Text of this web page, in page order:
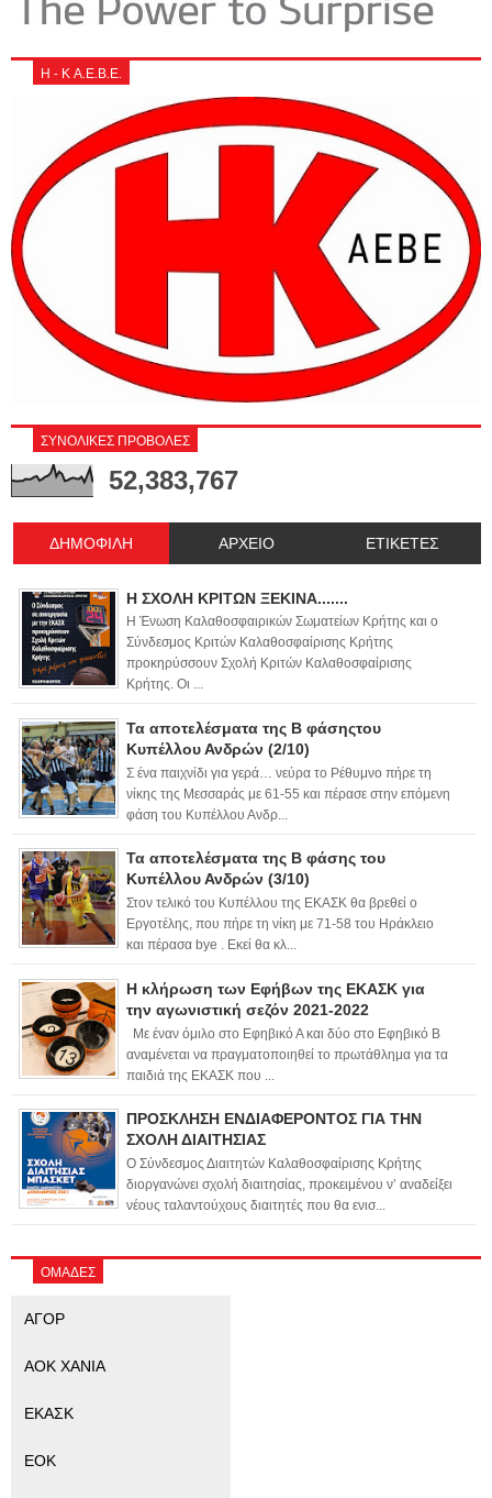
Η - Κ Α.Ε.Β.Ε.
ΣΥΝΟΛΙΚΕΣ ΠΡΟΒΟΛΕΣ
52,383,767
ΔΗΜΟΦΙΛΗ ΑΡΧΕΙΟ ΕΤΙΚΕΤΕΣ
Η ΣΧΟΛΗ ΚΡΙΤΩΝ ΞΕΚΙΝΑ.......
Η Ένωση Καλαθοσφαιρικών Σωματείων Κρήτης και ο
Σύνδεσμος Κριτών Καλαθοσφαίρισης Κρήτης
προκηρύσσουν Σχολή Κριτών Καλαθοσφαίρισης
Κρήτης. Οι ...
Τα αποτελέσματα της Β φάσηςτου
Κυπέλλου Ανδρών (2/10)
Σ ένα παιχνίδι για γερά… νεύρα το Ρέθυμνο πήρε τη
νίκης της Μεσσαράς με 61-55 και πέρασε στην επόμενη
φάση του Κυπέλλου Ανδρ...
Τα αποτελέσματα της Β φάσης του
Κυπέλλου Ανδρών (3/10)
Στον τελικό του Κυπέλλου της ΕΚΑΣΚ θα βρεθεί ο
Εργοτέλης, που πήρε τη νίκη με 71-58 του Ηράκλειο
και πέρασα bye . Εκεί θα κλ...
Η κλήρωση των Εφήβων της ΕΚΑΣΚ για
την αγωνιστική σεζόν 2021-2022
Με έναν όμιλο στο Εφηβικό Α και δύο στο Εφηβικό Β
αναμένεται να πραγματοποιηθεί το πρωτάθλημα για τα
παιδιά της ΕΚΑΣΚ που ...
ΠΡΟΣΚΛΗΣΗ ΕΝΔΙΑΦΕΡΟΝΤΟΣ ΓΙΑ ΤΗΝ
ΣΧΟΛΗ ΔΙΑΙΤΗΣΙΑΣ
Ο Σύνδεσμος Διαιτητών Καλαθοσφαίρισης Κρήτης
διοργανώνει σχολή διαιτησίας, προκειμένου ν’ αναδείξει
νέους ταλαντούχους διαιτητές που θα ενισ...
ΟΜΑΔΕΣ
ΑΓΟΡ
ΑΟΚ ΧΑΝΙΑ
ΕΚΑΣΚ
ΕΟΚ